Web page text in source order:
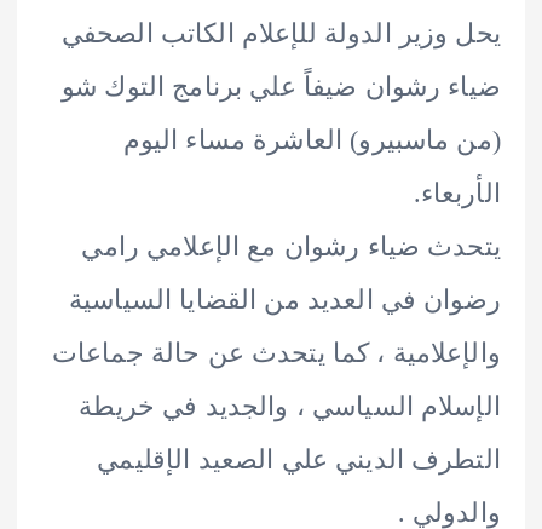
الدولة للإعلام الكاتب الصحفي
رشوان ضيفاً علي برنامج التوك شو
العاشرة مساء اليوم
ضياء رشوان مع الإعلامي رامي
في العديد من القضايا السياسية
، كما يتحدث عن حالة جماعات
السياسي ، والجديد في خريطة
الديني علي الصعيد الإقليمي
.